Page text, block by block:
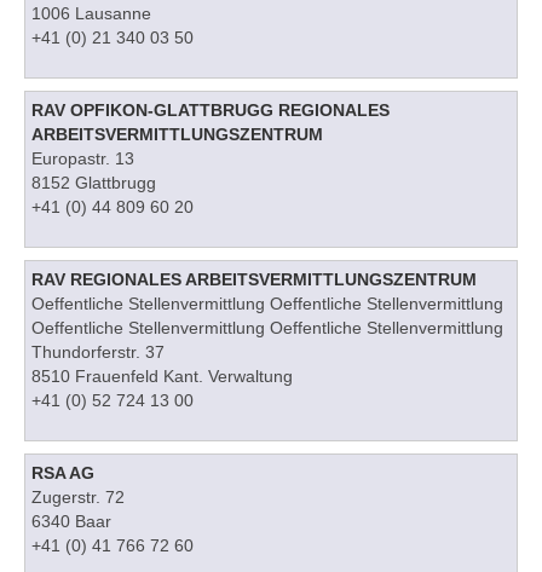
1006 Lausanne
+41 (0) 21 340 03 50
RAV OPFIKON-GLATTBRUGG REGIONALES
ARBEITSVERMITTLUNGSZENTRUM
Europastr. 13
8152 Glattbrugg
+41 (0) 44 809 60 20
RAV REGIONALES ARBEITSVERMITTLUNGSZENTRUM
Oeffentliche Stellenvermittlung Oeffentliche Stellenvermittlung
Oeffentliche Stellenvermittlung Oeffentliche Stellenvermittlung
Thundorferstr. 37
8510 Frauenfeld Kant. Verwaltung
+41 (0) 52 724 13 00
RSA AG
Zugerstr. 72
6340 Baar
+41 (0) 41 766 72 60